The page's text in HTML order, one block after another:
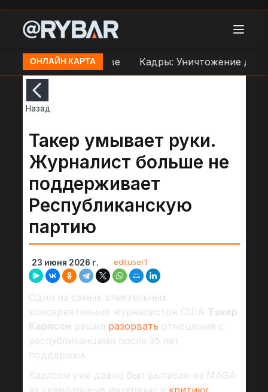
ОНЛАЙН КАРТА
ВСУ в Орехове Кадры: Уничтожение
Назад
Такер умывает руки.
Журналист больше не
поддерживает
Республиканскую
партию
23 июня 2026 г. edituser1
Один из самых влиятельных
консервативных журналистов США Такер
Карлсон решил разорвать отношения с
республиканцами после 35 лет
поддержки.
Карлсон уже давно был выписан из MAGA
за скандальные интервью и критику